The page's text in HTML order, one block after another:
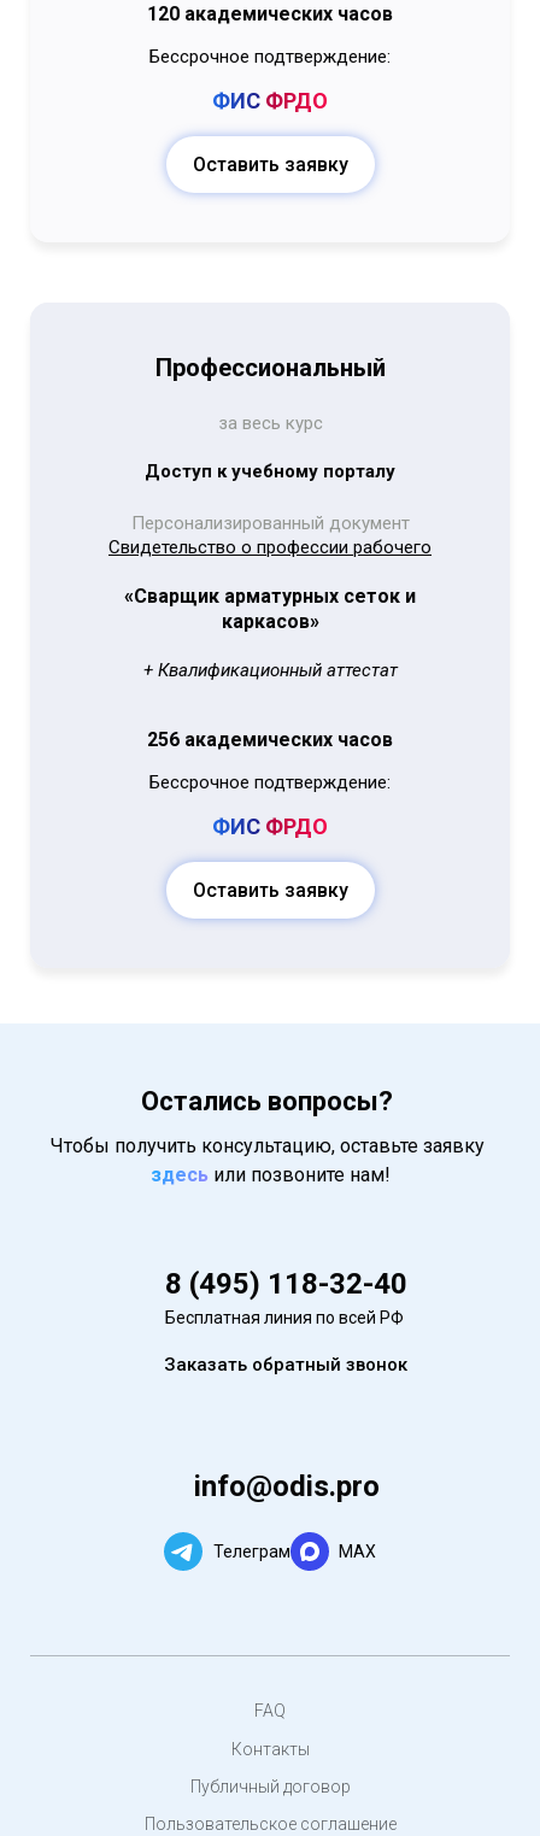
120 академических часов
Бессрочное подтверждение:
ФИС ФРДО
Оставить заявку
Профессиональный
за весь курс
Доступ к учебному порталу
Персонализированный документ
Свидетельство о профессии рабочего
«Сварщик арматурных сеток и
каркасов»
+ Квалификационный аттестат
256 академических часов
Бессрочное подтверждение:
ФИС ФРДО
Оставить заявку
Остались вопросы?
Чтобы получить консультацию, оставьте заявку
здесь или позвоните нам!
8 (495) 118-32-40
Бесплатная линия по всей РФ
Заказать обратный звонок
info@odis.pro
Телеграм MAX
FAQ
Контакты
Публичный договор
Пользовательское соглашение